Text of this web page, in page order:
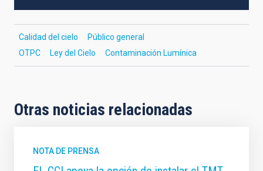
Calidad del cielo
Público general
OTPC
Ley del Cielo Contaminación Lumínica
Otras noticias relacionadas
NOTA DE PRENSA